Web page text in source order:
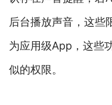
后台播放声音，这些
为应用级App，这些
似的权限。